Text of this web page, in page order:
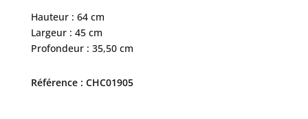
Hauteur : 64 cm
Largeur : 45 cm
Profondeur : 35,50 cm
Référence : CHC01905